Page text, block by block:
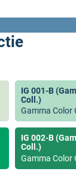
IG 001-B
Coll.)
Gamma Color
IG 002-B
Coll.)
Gamma Color